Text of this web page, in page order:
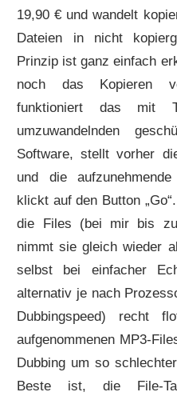
19,90 € und wandelt
Dateien in nicht
Prinzip ist ganz einfach
noch das Kopieren
funktioniert das mit
umzuwandelnden
Software, stellt vorher
und die
klickt auf den Button
die Files (bei mir bis
nimmt sie gleich wieder
selbst bei einfacher
alternativ je nach
Dubbingspeed) recht
aufgenommenen MP3-
Dubbing um so
Beste ist, die File-